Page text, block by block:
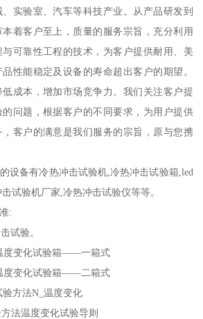
实验室、汽车等科技产业。从产品研发到
着客户至上，质量的服务宗旨，充分利用
可靠性工程的技术，为客户提供耐用、美
性能稳定及设备的寿命超出客户的期望。
成本，增加市场竞争力。我们关注客户提
问题，根据客户的不同要求，为用户提供
客户的满意是我们服务的宗旨，原与您携
设备有冷热冲击试验机,冷热冲击试验箱,led
试验机厂家,冷热冲击试验仪等等。
:
试验。
度变化试验箱——一箱式
度变化试验箱——二箱式
验方法N_温度变化
法温度变化试验导则